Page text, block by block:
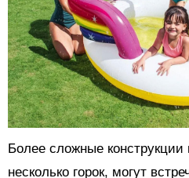
Более сложные
несколько горок, могут